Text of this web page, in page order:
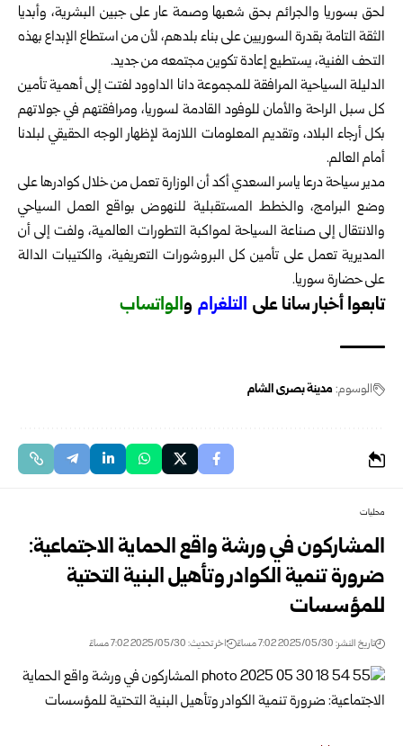
لحق بسوريا والجرائم بحق شعبها وصمة عار على جبين البشرية، وأبديا
الثقة التامة بقدرة السوريين على بناء بلدهم، لأن من استطاع الإبداع بهذه
التحف الفنية، يستطيع إعادة تكوين مجتمعه من جديد.
الدليلة السياحية المرافقة للمجموعة دانا الداوود لفتت إلى أهمية تأمين
كل سبل الراحة والأمان للوفود القادمة لسوريا، ومرافقتهم في جولاتهم
بكل أرجاء البلاد، وتقديم المعلومات اللازمة لإظهار الوجه الحقيقي لبلدنا
أمام العالم.
مدير سياحة درعا ياسر السعدي أكد أن الوزارة تعمل من خلال كوادرها على
وضع البرامج، والخطط المستقبلية للنهوض بواقع العمل السياحي
والانتقال إلى صناعة السياحة لمواكبة التطورات العالمية، ولفت إلى أن
المديرية تعمل على تأمين كل البروشورات التعريفية، والكتيبات الدالة
على حضارة سوريا.
تابعوا أخبار سانا على التلغرام والواتساب
الوسوم: مدينة بصرى الشام
محليات
المشاركون في ورشة واقع الحماية الاجتماعية:
ضرورة تنمية الكوادر وتأهيل البنية التحتية
للمؤسسات
تاريخ النشر: 2025/05/30 7:02 مساءً اخر تحديث: 2025/05/30 7:02 مساءً